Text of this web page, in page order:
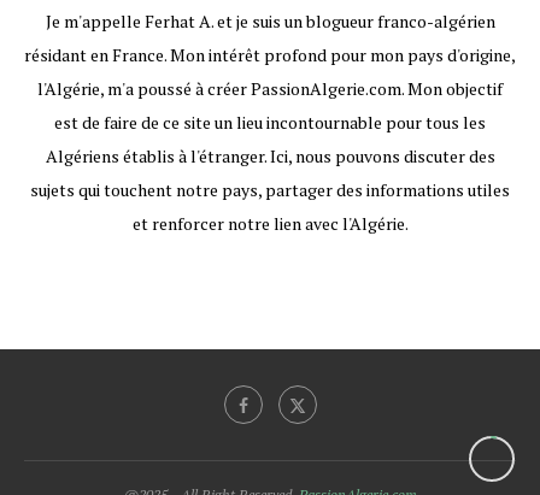
Je m'appelle Ferhat A. et je suis un blogueur franco-algérien
résidant en France. Mon intérêt profond pour mon pays d'origine,
l'Algérie, m'a poussé à créer PassionAlgerie.com. Mon objectif
est de faire de ce site un lieu incontournable pour tous les
Algériens établis à l'étranger. Ici, nous pouvons discuter des
sujets qui touchent notre pays, partager des informations utiles
et renforcer notre lien avec l'Algérie.